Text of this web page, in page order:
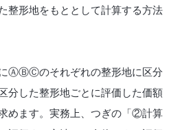
整形地をもととして計算する方法
ⒶⒷⒸのそれぞれの整形地に区分
分した整形地ごとに評価した価額
めます。実務上、つぎの「②計算